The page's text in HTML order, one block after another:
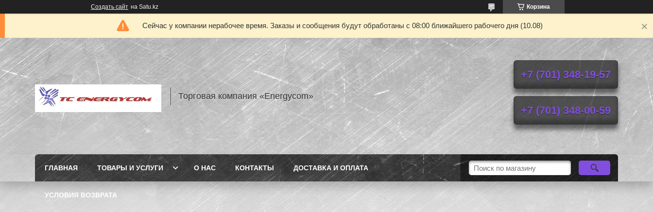
Создать сайт на Satu.kz Корзина
Сейчас у компании нерабочее время. Заказы и сообщения будут обработаны с 08:00 ближайшего рабочего дня (10.08)
Торговая компания «Energycom»
+7 (701) 348-19-57
+7 (701) 348-00-59
ГЛАВНАЯ ТОВАРЫ И УСЛУГИ О НАС КОНТАКТЫ ДОСТАВКА И ОПЛАТА
УСЛОВИЯ ВОЗВРАТА